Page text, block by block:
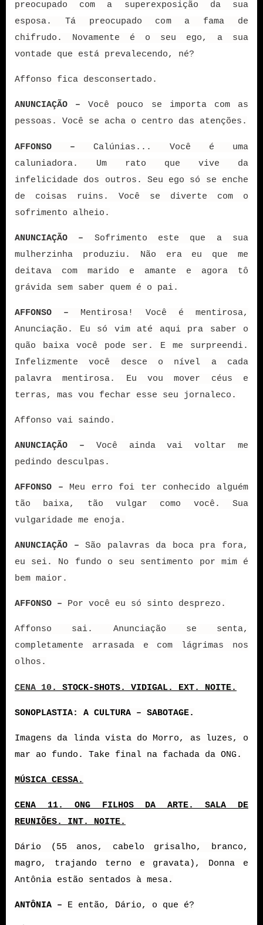
preocupado com a superexposição da sua
esposa. Tá preocupado com a fama de
chifrudo. Novamente é o seu ego, a sua
vontade que está prevalecendo, né?
Affonso fica desconsertado.
ANUNCIAÇÃO –Você pouco se importa com as
pessoas. Você se acha o centro das atenções.
AFFONSO – Calúnias... Você é uma
caluniadora. Um rato que vive da
infelicidade dos outros. Seu ego só se enche
de coisas ruins. Você se diverte com o
sofrimento alheio.
ANUNCIAÇÃO – Sofrimento este que a sua
mulherzinha produziu. Não era eu que me
deitava com marido e amante e agora tô
grávida sem saber quem é o pai.
AFFONSO – Mentirosa! Você é mentirosa,
Anunciação. Eu só vim até aqui pra saber o
quão baixa você pode ser. E me surpreendi.
Infelizmente você desce o nível a cada
palavra mentirosa. Eu vou mover céus e
terras, mas vou fechar esse seu jornaleco.
Affonso vai saindo.
ANUNCIAÇÃO – Você ainda vai voltar me
pedindo desculpas.
AFFONSO – Meu erro foi ter conhecido alguém
tão baixa, tão vulgar como você. Sua
vulgaridade me enoja.
ANUNCIAÇÃO –São palavras da boca pra fora,
eu sei. No fundo o seu sentimento por mim é
bem maior.
AFFONSO – Por você eu só sinto desprezo.
Affonso sai. Anunciação se senta,
completamente arrasada e com lágrimas nos
olhos.
CENA 10. STOCK-SHOTS. VIDIGAL. EXT. NOITE.
SONOPLASTIA: A CULTURA – SABOTAGE.
Imagens da linda vista do Morro, as luzes, o
mar ao fundo. Take final na fachada da ONG.
MÚSICA CESSA.
CENA 11. ONG FILHOS DA ARTE. SALA DE
REUNIÕES. INT. NOITE.
Dário (55 anos, cabelo grisalho, branco,
magro, trajando terno e gravata), Donna e
Antônia estão sentados à mesa.
ANTÔNIA – E então, Dário, o que é?